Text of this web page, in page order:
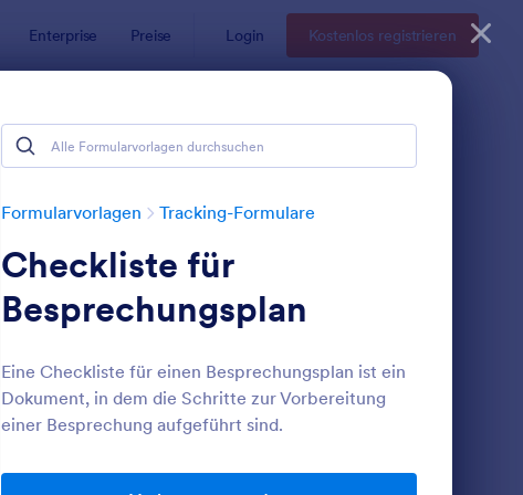
Enterprise Preise Login Kostenlos registrieren
Formularvorlagen Tracking-Formulare
Checkliste für
Besprechungsplan
Eine Checkliste für einen Besprechungsplan ist ein
Dokument, in dem die Schritte zur Vorbereitung
einer Besprechung aufgeführt sind.
: Formular Für Ölwechselprotokoll Vorschau: Seriennummer